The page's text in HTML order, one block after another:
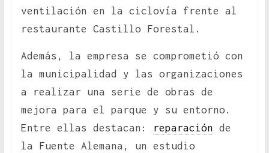
ventilación en la ciclovía frente al
restaurante Castillo Forestal.
Además, la empresa se comprometió con
la municipalidad y las organizaciones
a realizar una serie de obras de
mejora para el parque y su entorno.
Entre ellas destacan:
reparación de
la Fuente Alemana, un estudio